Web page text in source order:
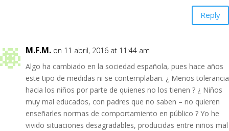
Reply
M.F.M. on 11 abril, 2016 at 11:44 am
Algo ha cambiado en la sociedad española, pues hace años
este tipo de medidas ni se contemplaban. ¿ Menos tolerancia
hacia los niños por parte de quienes no los tienen ? ¿ Niños
muy mal educados, con padres que no saben – no quieren
enseñarles normas de comportamiento en público ? Yo he
vivido situaciones desagradables, producidas entre niños mal